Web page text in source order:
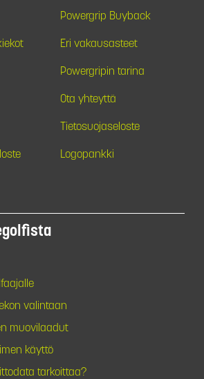
Powergrip Buyback
Eri vakausasteet
Powergripin tarina
Ota yhteyttä
Tietosuojaseloste
Logopankki
valintaan
muovilaadut
käyttö
tarkoittaa?